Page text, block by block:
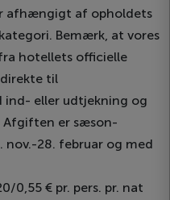
afhængigt af opholdets
Bemærk, at vores
hotellets officielle
til
eller udtjekning og
Afgiften er sæson-
28. februar og med
0,55 € pr. pers. pr. nat